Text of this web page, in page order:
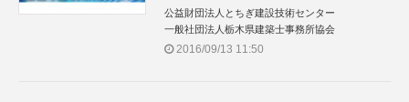
公益財団法人とちぎ建設技術センター
一般社団法人栃木県建築士事務所協会
2016/09/13 11:50